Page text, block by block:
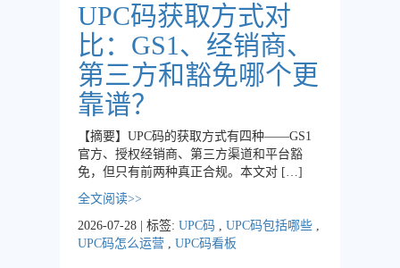
UPC码获取方式对
比：GS1、经销商、
第三方和豁免哪个更
靠谱？
【摘要】UPC码的获取方式有四种——GS1
官方、授权经销商、第三方渠道和平台豁
免，但只有前两种真正合规。本文对 […]
全文阅读>>
2026-07-28 | 标签:UPC码 ,UPC码包括哪些 ,
UPC码怎么运营 ,UPC码看板